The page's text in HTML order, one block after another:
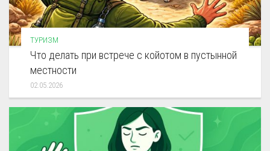
ТУРИЗМ
Что делать при встрече с койотом в пустынной
местности
02.05.2026